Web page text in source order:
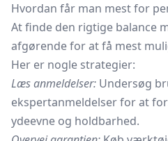
Hvordan får man mest for
At finde den rigtige balance
afgørende for at få mest
Her er nogle strategier:
Læs anmeldelser: Undersøg
ekspertanmeldelser for at
ydeevne og holdbarhed.